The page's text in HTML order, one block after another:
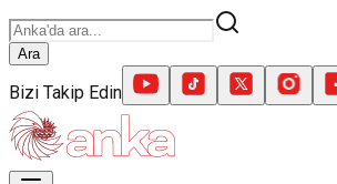
Ara
Bizi Takip Edin